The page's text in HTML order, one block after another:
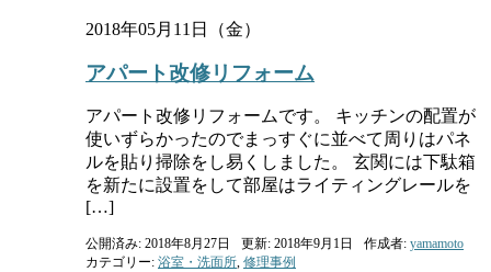
2018年05月11日（金）
アパート改修リフォーム
アパート改修リフォームです。 キッチンの配置が
使いずらかったのでまっすぐに並べて周りはパネ
ルを貼り掃除をし易くしました。 玄関には下駄箱
を新たに設置をして部屋はライティングレールを
[…]
公開済み: 2018年8月27日 更新: 2018年9月1日 作成者: yamamoto
カテゴリー: 浴室・洗面所 修理事例